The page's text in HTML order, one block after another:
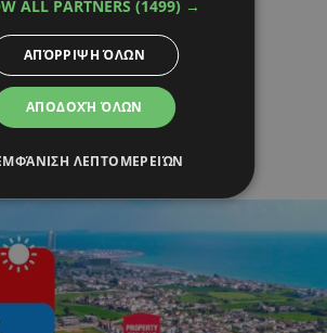
ALL PARTNERS (1499) →
ΑΠΟΔΟΧΉ ΌΛΩΝ
ΑΠΌΡΡΙΨΗ ΌΛΩΝ
ΛΕΠΤΟΜΕΡΕΙΏΝ